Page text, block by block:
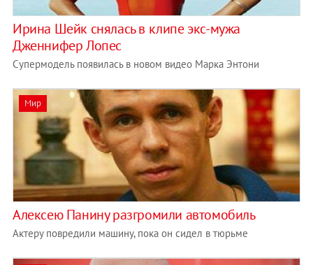
Ирина Шейк снялась в клипе экс-мужа
Дженнифер Лопес
Супермодель появилась в новом видео Марка Энтони
Мир
Алексею Панину разгромили автомобиль
Актеру повредили машину, пока он сидел в тюрьме